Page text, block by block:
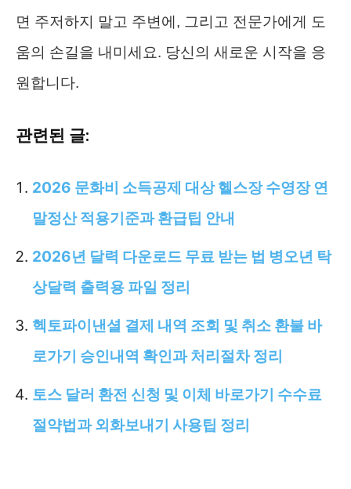
면 주저하지 말고 주변에, 그리고 전문가에게 도
움의 손길을 내미세요. 당신의 새로운 시작을 응
원합니다.
관련된 글:
2026 문화비 소득공제 대상 헬스장 수영장 연
말정산 적용기준과 환급팁 안내
2026년 달력 다운로드 무료 받는 법 병오년 탁
상달력 출력용 파일 정리
헥토파이낸셜 결제 내역 조회 및 취소 환불 바
로가기 승인내역 확인과 처리절차 정리
토스 달러 환전 신청 및 이체 바로가기 수수료
절약법과 외화보내기 사용팁 정리